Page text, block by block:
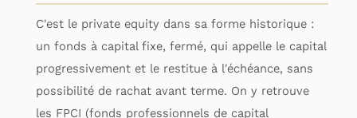
C'est le private equity dans sa forme historique :
un fonds à capital fixe, fermé, qui appelle le capital
progressivement et le restitue à l'échéance, sans
possibilité de rachat avant terme. On y retrouve
les FPCI (fonds professionnels de capital